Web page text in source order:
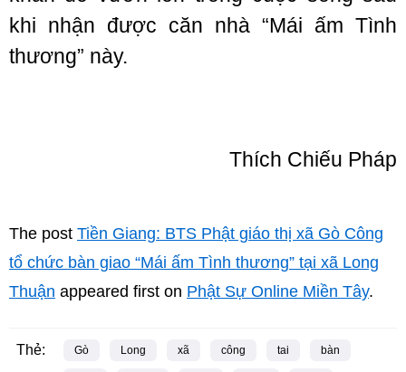
khi nhận được căn nhà “Mái ấm Tình
thương” này.
Thích Chiếu Pháp
The post Tiền Giang: BTS Phật giáo thị xã Gò Công
tổ chức bàn giao “Mái ấm Tình thương” tại xã Long
Thuận appeared first on Phật Sự Online Miền Tây.
Thẻ: Gò Long xã công tai bàn